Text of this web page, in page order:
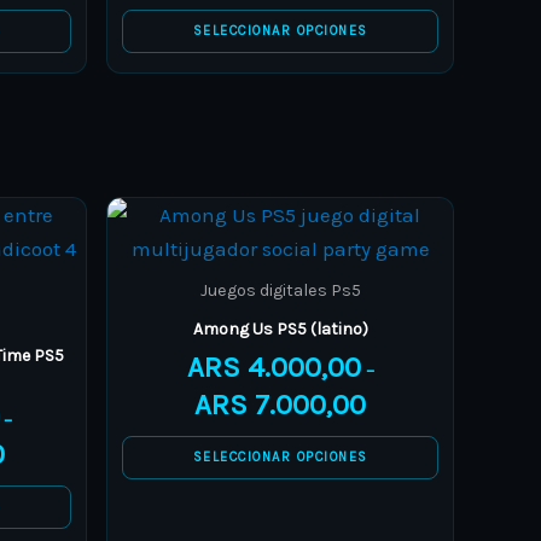
SELECCIONAR OPCIONES
be
chosen
page
PS5
–
Price
ARS 12.000,00
Juegos digitales Ps5
Among Us PS5 (latino)
ARS 4.000,00 –
ARS 7.000,00
Price
range:
ARS 4.000,00
SELECCIONAR OPCIONES
This
product
has
The
options
may
be